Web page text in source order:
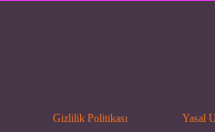
Gizlilik Politikası Yasal